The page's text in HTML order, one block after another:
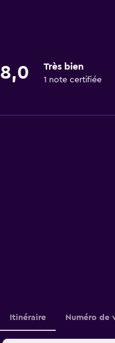
8,0 Très bien
1 note certifiée
Itinéraire Numéro de